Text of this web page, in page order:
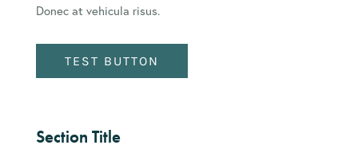
Donec at vehicula risus.
TEST BUTTON
Section Title